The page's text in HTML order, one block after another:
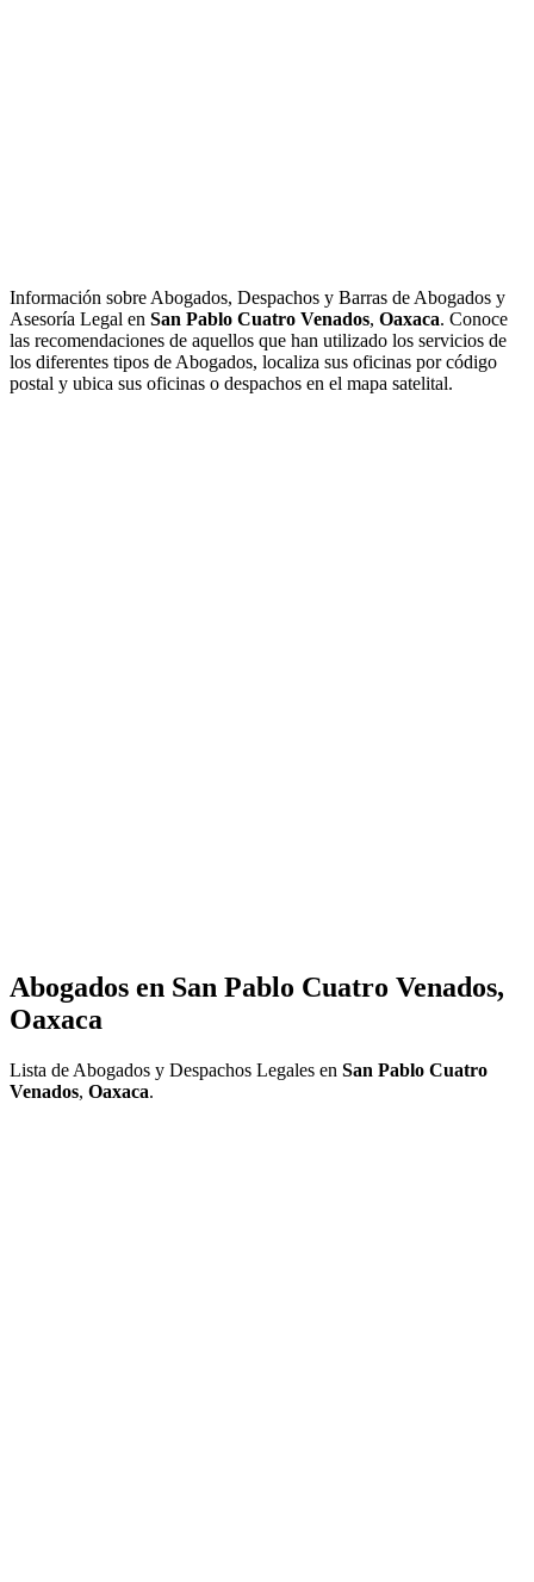
Información sobre Abogados, Despachos y Barras de Abogados y
Asesoría Legal en San Pablo Cuatro Venados, Oaxaca. Conoce
las recomendaciones de aquellos que han utilizado los servicios de
los diferentes tipos de Abogados, localiza sus oficinas por código
postal y ubica sus oficinas o despachos en el mapa satelital.
Abogados en San Pablo Cuatro Venados,
Oaxaca
Lista de Abogados y Despachos Legales en San Pablo Cuatro
Venados, Oaxaca.